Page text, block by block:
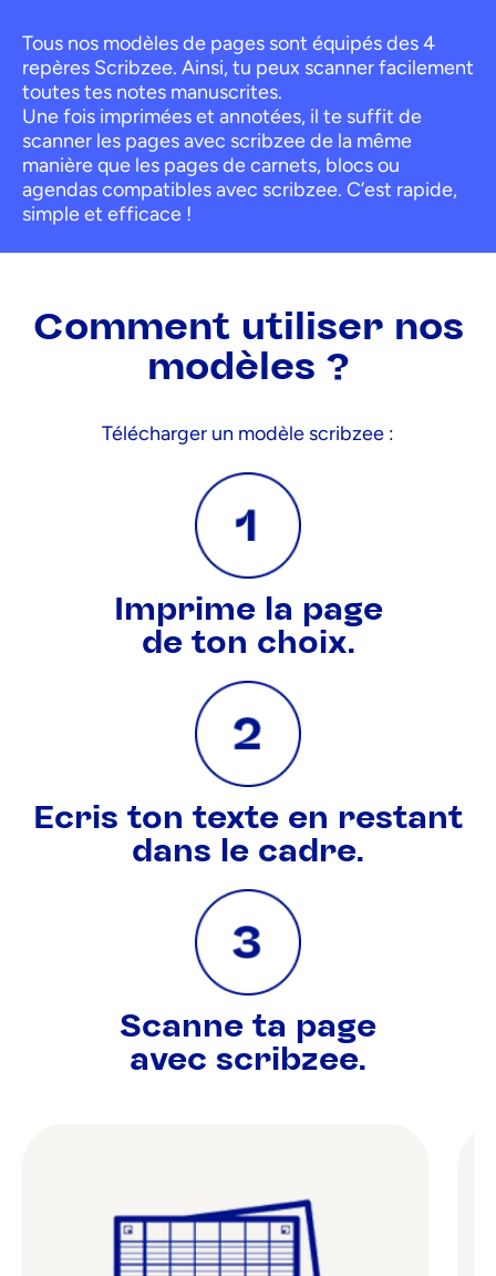
Tous nos modèles de pages sont équipés des 4
repères Scribzee. Ainsi, tu peux scanner facilement
toutes tes notes manuscrites.
Une fois imprimées et annotées, il te suffit de
scanner les pages avec scribzee de la même
manière que les pages de carnets, blocs ou
agendas compatibles avec scribzee. C’est rapide,
simple et efficace !
Comment utiliser nos
modèles ?
Télécharger un modèle scribzee :
Imprime la page
de ton choix.
Ecris ton texte en restant
dans le cadre.
Scanne ta page
avec scribzee.